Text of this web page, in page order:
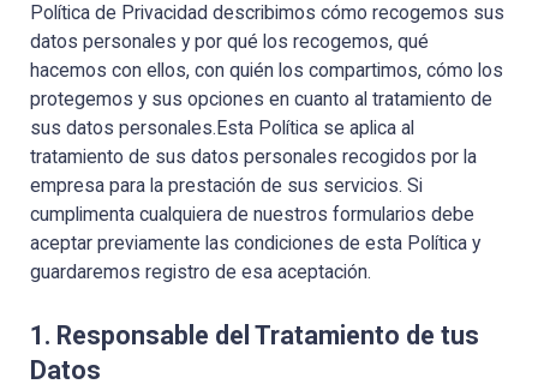
Política de Privacidad describimos cómo recogemos sus
datos personales y por qué los recogemos, qué
hacemos con ellos, con quién los compartimos, cómo los
protegemos y sus opciones en cuanto al tratamiento de
sus datos personales.Esta Política se aplica al
tratamiento de sus datos personales recogidos por la
empresa para la prestación de sus servicios. Si
cumplimenta cualquiera de nuestros formularios debe
aceptar previamente las condiciones de esta Política y
guardaremos registro de esa aceptación.
1. Responsable del Tratamiento de tus
Datos